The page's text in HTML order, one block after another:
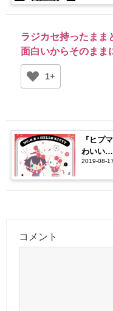
ラジカセ持ったまま
面白いからそのまま
1+
『ヒプ
わいい
2019-08-
コメント